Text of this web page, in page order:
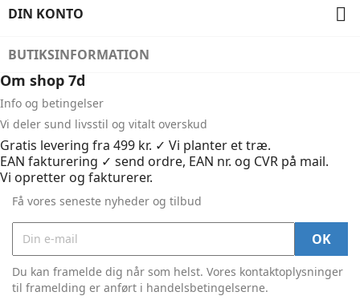
DIN KONTO 
BUTIKSINFORMATION
Om shop 7d
Info og betingelser
Vi deler sund livsstil og vitalt overskud
Gratis levering fra 499 kr. ✓ Vi planter et træ.
EAN fakturering ✓ send ordre, EAN nr. og CVR på mail.
Vi opretter og fakturerer.
Få vores seneste nyheder og tilbud
Du kan framelde dig når som helst. Vores kontaktoplysninger
til framelding er anført i handelsbetingelserne.